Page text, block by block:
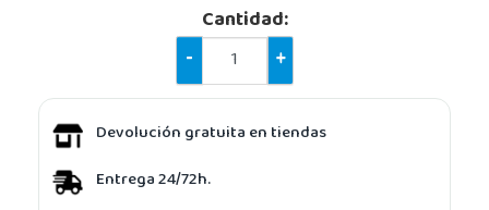
Cantidad:
-
+
Devolución gratuita en tiendas
Entrega 24/72h.